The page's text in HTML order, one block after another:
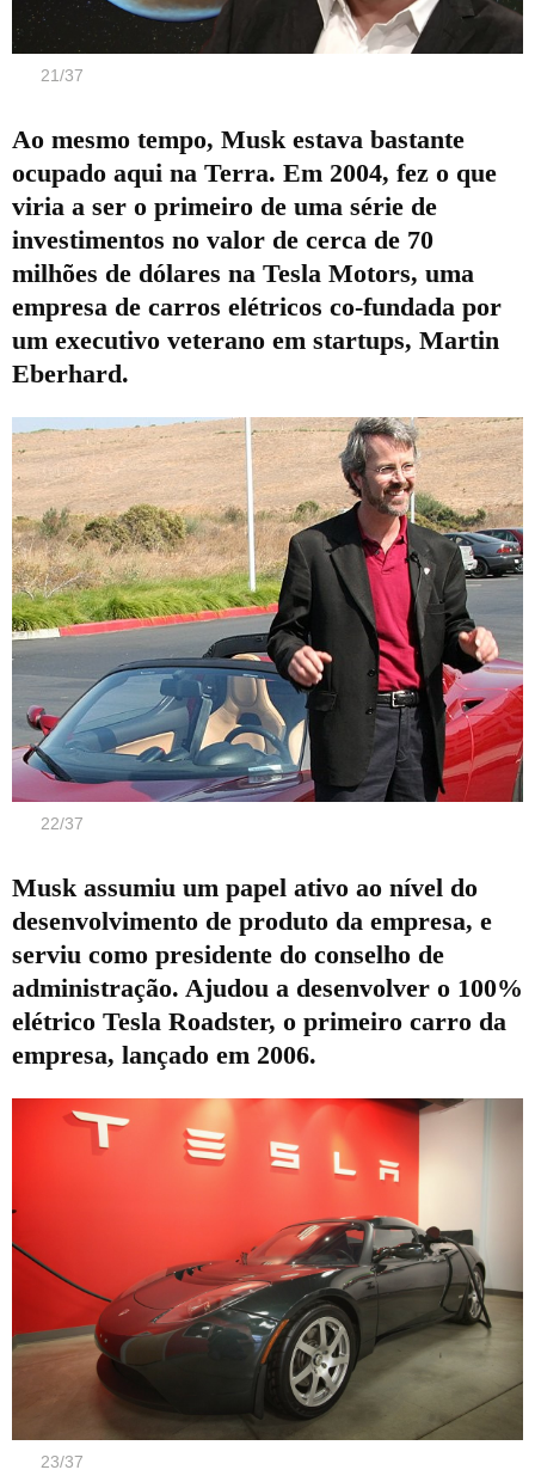
21/37
Ao mesmo tempo, Musk estava bastante
ocupado aqui na Terra. Em 2004, fez o que
viria a ser o primeiro de uma série de
investimentos no valor de cerca de 70
milhões de dólares na Tesla Motors, uma
empresa de carros elétricos co-fundada por
um executivo veterano em startups, Martin
Eberhard.
22/37
Musk assumiu um papel ativo ao nível do
desenvolvimento de produto da empresa, e
serviu como presidente do conselho de
administração. Ajudou a desenvolver o 100%
elétrico Tesla Roadster, o primeiro carro da
empresa, lançado em 2006.
23/37